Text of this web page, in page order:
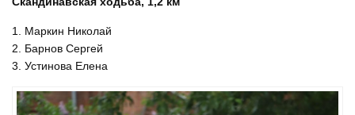
1. Маркин Николай
2. Барнов Сергей
3. Устинова Елена